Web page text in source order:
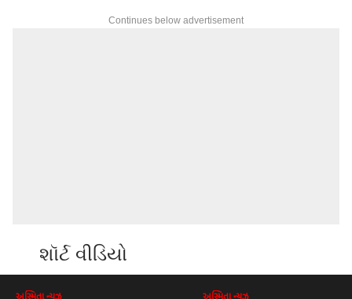
Continues below advertisement
શૉર્ટ વીડિયો
અસ્મિતા ન્યૂઝ અસ્મિતા ન્યૂઝ